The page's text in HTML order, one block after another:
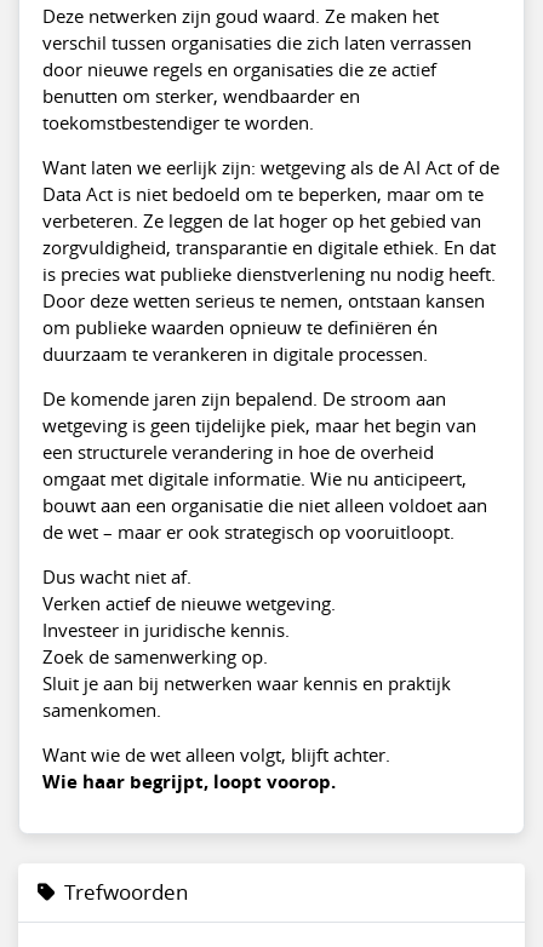
Deze netwerken zijn goud waard. Ze maken het
verschil tussen organisaties die zich laten verrassen
door nieuwe regels en organisaties die ze actief
benutten om sterker, wendbaarder en
toekomstbestendiger te worden.
Want laten we eerlijk zijn: wetgeving als de AI Act of de
Data Act is niet bedoeld om te beperken, maar om te
verbeteren. Ze leggen de lat hoger op het gebied van
zorgvuldigheid, transparantie en digitale ethiek. En dat
is precies wat publieke dienstverlening nu nodig heeft.
Door deze wetten serieus te nemen, ontstaan kansen
om publieke waarden opnieuw te definiëren én
duurzaam te verankeren in digitale processen.
De komende jaren zijn bepalend. De stroom aan
wetgeving is geen tijdelijke piek, maar het begin van
een structurele verandering in hoe de overheid
omgaat met digitale informatie. Wie nu anticipeert,
bouwt aan een organisatie die niet alleen voldoet aan
de wet – maar er ook strategisch op vooruitloopt.
Dus wacht niet af.
Verken actief de nieuwe wetgeving.
Investeer in juridische kennis.
Zoek de samenwerking op.
Sluit je aan bij netwerken waar kennis en praktijk
samenkomen.
Want wie de wet alleen volgt, blijft achter.
Wie haar begrijpt, loopt voorop.
Trefwoorden